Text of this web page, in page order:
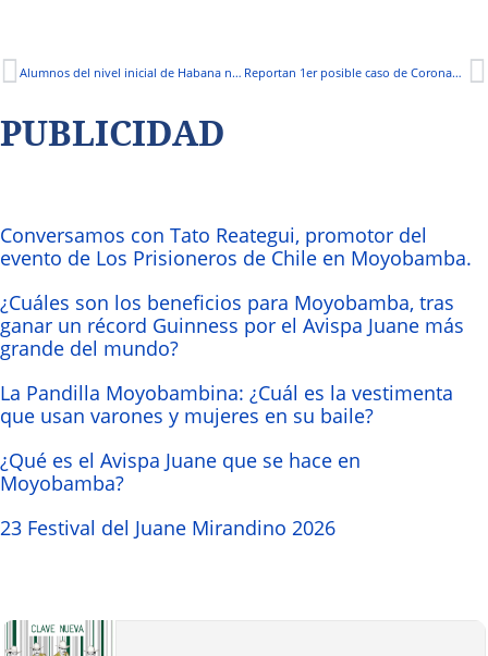
Alumnos del nivel inicial de Habana no tendrían buen inicio del año escolar Reportan 1er posible caso de Coronavirus en Moyobamba
PUBLICIDAD
Conversamos con Tato Reategui, promotor del
evento de Los Prisioneros de Chile en Moyobamba.
¿Cuáles son los beneficios para Moyobamba, tras
ganar un récord Guinness por el Avispa Juane más
grande del mundo?
La Pandilla Moyobambina: ¿Cuál es la vestimenta
que usan varones y mujeres en su baile?
¿Qué es el Avispa Juane que se hace en
Moyobamba?
23 Festival del Juane Mirandino 2026